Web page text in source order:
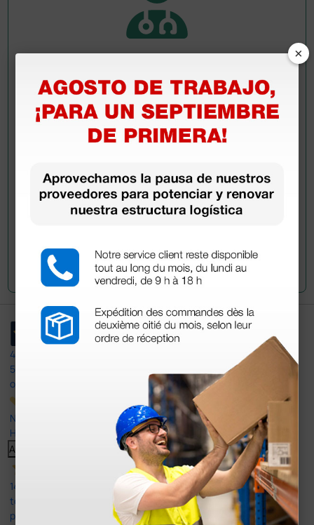
¿Todavía tienes alguna duda? ¿Necesitas más
información?
Envía ahora mismo tu pregunta a los colegas que ya
han adquirido este producto.
Envía tu pregunta
4,4
597
opiniones
Nuestras reseñas de 4 y 5 estrellas.
Haga clic aquí para leerlos todos >
Anterior
14 Jul 2026
todo correcto. podria señalar que un poco caro los portes y el
plazo de entrega se alarga.
×